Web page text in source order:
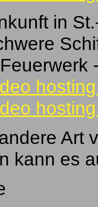
in
Art
kann es